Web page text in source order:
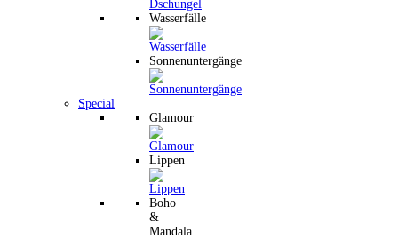
Wasserfälle
Sonnenuntergänge
Special
Glamour
Lippen
Boho
&
Mandala